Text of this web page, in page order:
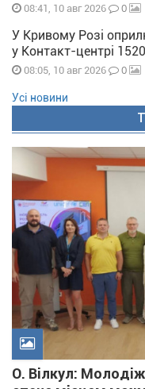
08:41, 10 авг 2026 0
У Кривому Розі
у Контакт-центрі 1520
08:05, 10 авг 2026 0
Усі новини
О. Вілкул: